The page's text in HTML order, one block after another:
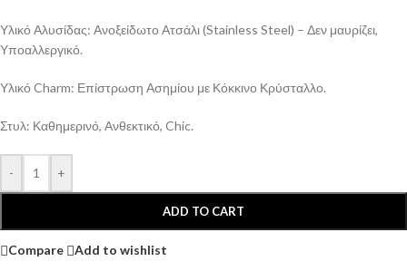
​Υλικό Αλυσίδας: Ανοξείδωτο Ατσάλι (Stainless Steel) – Δεν μαυρίζει,
Υποαλλεργικό.
​Υλικό Charm: Επίστρωση Ασημίου με Κόκκινο Κρύσταλλο.
​Στυλ: Καθημερινό, Ανθεκτικό, Chic.
- +
ADD TO CART
Compare
Add to wishlist